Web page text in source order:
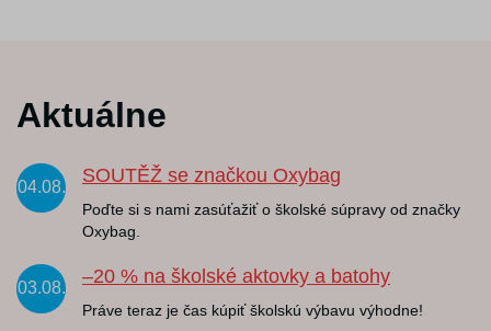
Aktuálne
04.08.
SOUTĚŽ se značkou Oxybag
Poďte si s nami zasúťažiť o školské súpravy od značky
Oxybag.
03.08.
–20 % na školské aktovky a batohy
Práve teraz je čas kúpiť školskú výbavu výhodne!